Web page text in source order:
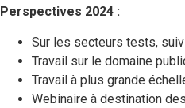
Perspectives 2024 :
Sur les secteurs tests,
Travail sur le domaine
Travail à plus grande
Webinaire à destination